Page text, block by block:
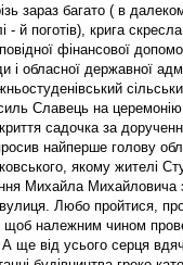
зараз багато ( в
- й поготів), крига
фінансової
і обласної державної
Славець на церемонію
садочка за
найперше голову
якому жителі
Михайла Михайловича
Любо пройтися,
щоб належним чином
А ще від усього серця